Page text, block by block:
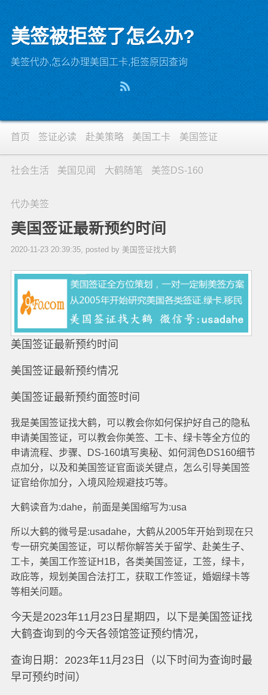
美签被拒签了怎么办?
美签代办,怎么办理美国工卡,拒签原因查询
首页 签证必读 赴美策略 美国工卡 美国签证
社会生活 美国见闻 大鹤随笔 美签DS-160
代办美签
美国签证最新预约时间
2020-11-23 20:39:35, posted by 美国签证找大鹤
美国签证最新预约时间
美国签证最新预约情况
美国签证最新预约面签时间
我是美国签证找大鹤，可以教会你如何保护好自己的隐私
申请美国签证，可以教会你美签、工卡、绿卡等全方位的
申请流程、步骤、DS-160填写奥秘、如何润色DS160细节
点加分，以及和美国签证官面谈关键点，怎么引导美国签
证官给你加分，入境风险规避技巧等。
大鹤读音为:dahe，前面是美国缩写为:usa
所以大鹤的微号是:usadahe，大鹤从2005年开始到现在只
专一研究美国签证，可以帮你解答关于留学、赴美生子、
工卡，美国工作签证H1B，各类美国签证，工签，绿卡，
政庇等，规划美国合法打工，获取工作签证，婚姻绿卡等
等相关问题。
今天是2023年11月23日星期四，以下是美国签证找
大鹤查询到的今天各领馆签证预约情况，
查询日期：2023年11月23日（以下时间为查询时最
早可预约时间）